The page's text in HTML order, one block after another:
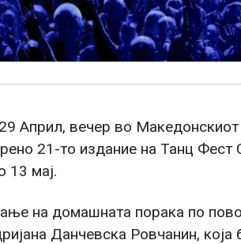
Април, вечер во Македонскиот
21-то издание на Танц Фест
13 мај.
на домашната порака по
Данчевска Ровчанин, која